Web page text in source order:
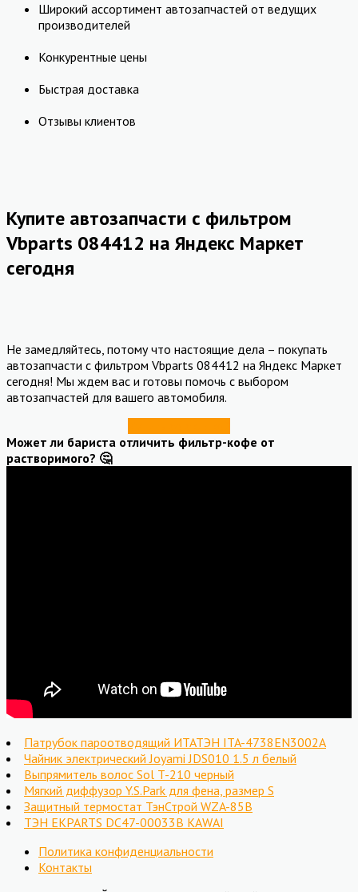
Широкий ассортимент автозапчастей от ведущих
производителей
Конкурентные цены
Быстрая доставка
Отзывы клиентов
Купите автозапчасти с фильтром
Vbparts 084412 на Яндекс Маркет
сегодня
Не замедляйтесь, потому что настоящие дела – покупать
автозапчасти с фильтром Vbparts 084412 на Яндекс Маркет
сегодня! Мы ждем вас и готовы помочь с выбором
автозапчастей для вашего автомобиля.
Может ли бариста отличить фильтр-кофе от
растворимого? 🤔
Патрубок пароотводящий ИТАТЭН ITA-4738EN3002A
Чайник электрический Joyami JDS010 1.5 л белый
Выпрямитель волоc Sol T-210 черный
Мягкий диффузор Y.S.Park для фена, размер S
Защитный термостат ТэнСтрой WZA-85B
ТЭН EKPARTS DC47-00033B KAWAI
Политика конфиденциальности
Контакты